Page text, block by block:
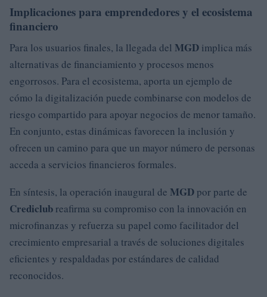
Implicaciones para emprendedores y el ecosistema
financiero
Para los usuarios finales, la llegada del MGD implica más
alternativas de financiamiento y procesos menos
engorrosos. Para el ecosistema, aporta un ejemplo de
cómo la digitalización puede combinarse con modelos de
riesgo compartido para apoyar negocios de menor tamaño.
En conjunto, estas dinámicas favorecen la inclusión y
ofrecen un camino para que un mayor número de personas
acceda a servicios financieros formales.
En síntesis, la operación inaugural de MGD por parte de
Crediclub reafirma su compromiso con la innovación en
microfinanzas y refuerza su papel como facilitador del
crecimiento empresarial a través de soluciones digitales
eficientes y respaldadas por estándares de calidad
reconocidos.